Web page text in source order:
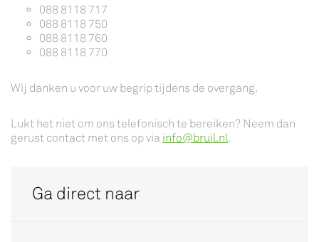
088 8118 717
088 8118 750
088 8118 760
088 8118 770
Wij danken u voor uw begrip tijdens de overgang.
Lukt het niet om ons telefonisch te bereiken? Neem dan
gerust contact met ons op via info@bruil.nl.
Ga direct naar